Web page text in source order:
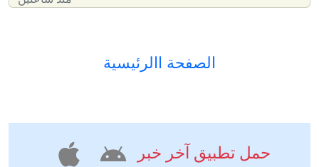
الصفحة االرئيسية
حمل تطبيق آخر خبر